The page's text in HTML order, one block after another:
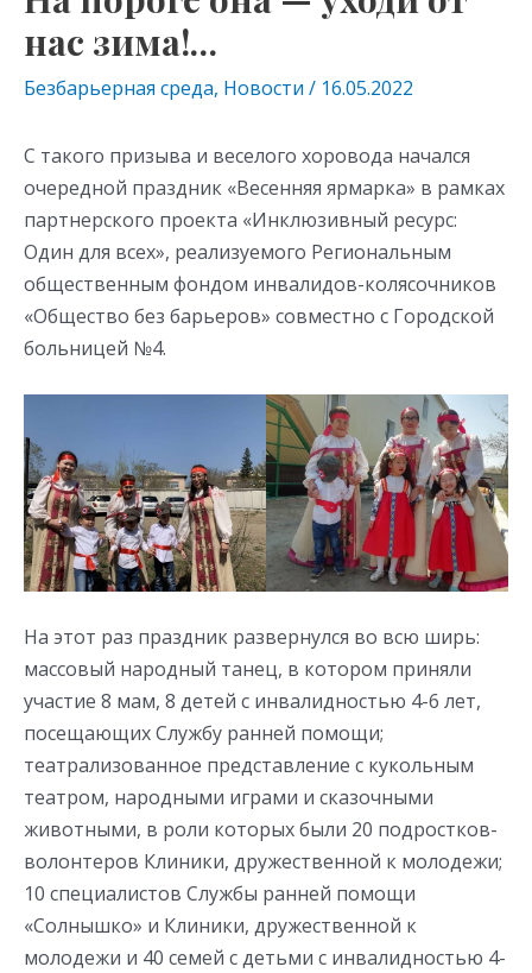
нас зима!…
Безбарьерная среда, Новости / 16.05.2022
С такого призыва и веселого хоровода начался
очередной праздник «Весенняя ярмарка» в рамках
партнерского проекта «Инклюзивный ресурс:
Один для всех», реализуемого Региональным
общественным фондом инвалидов-колясочников
«Общество без барьеров» совместно с Городской
больницей №4.
На этот раз праздник развернулся во всю ширь:
массовый народный танец, в котором приняли
участие 8 мам, 8 детей с инвалидностью 4-6 лет,
посещающих Службу ранней помощи;
театрализованное представление с кукольным
театром, народными играми и сказочными
животными, в роли которых были 20 подростков-
волонтеров Клиники, дружественной к молодежи;
10 специалистов Службы ранней помощи
«Солнышко» и Клиники, дружественной к
молодежи и 40 семей с детьми с инвалидностью 4-